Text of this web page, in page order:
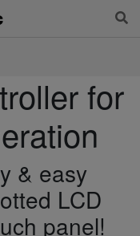
for
& easy
LCD
panel!